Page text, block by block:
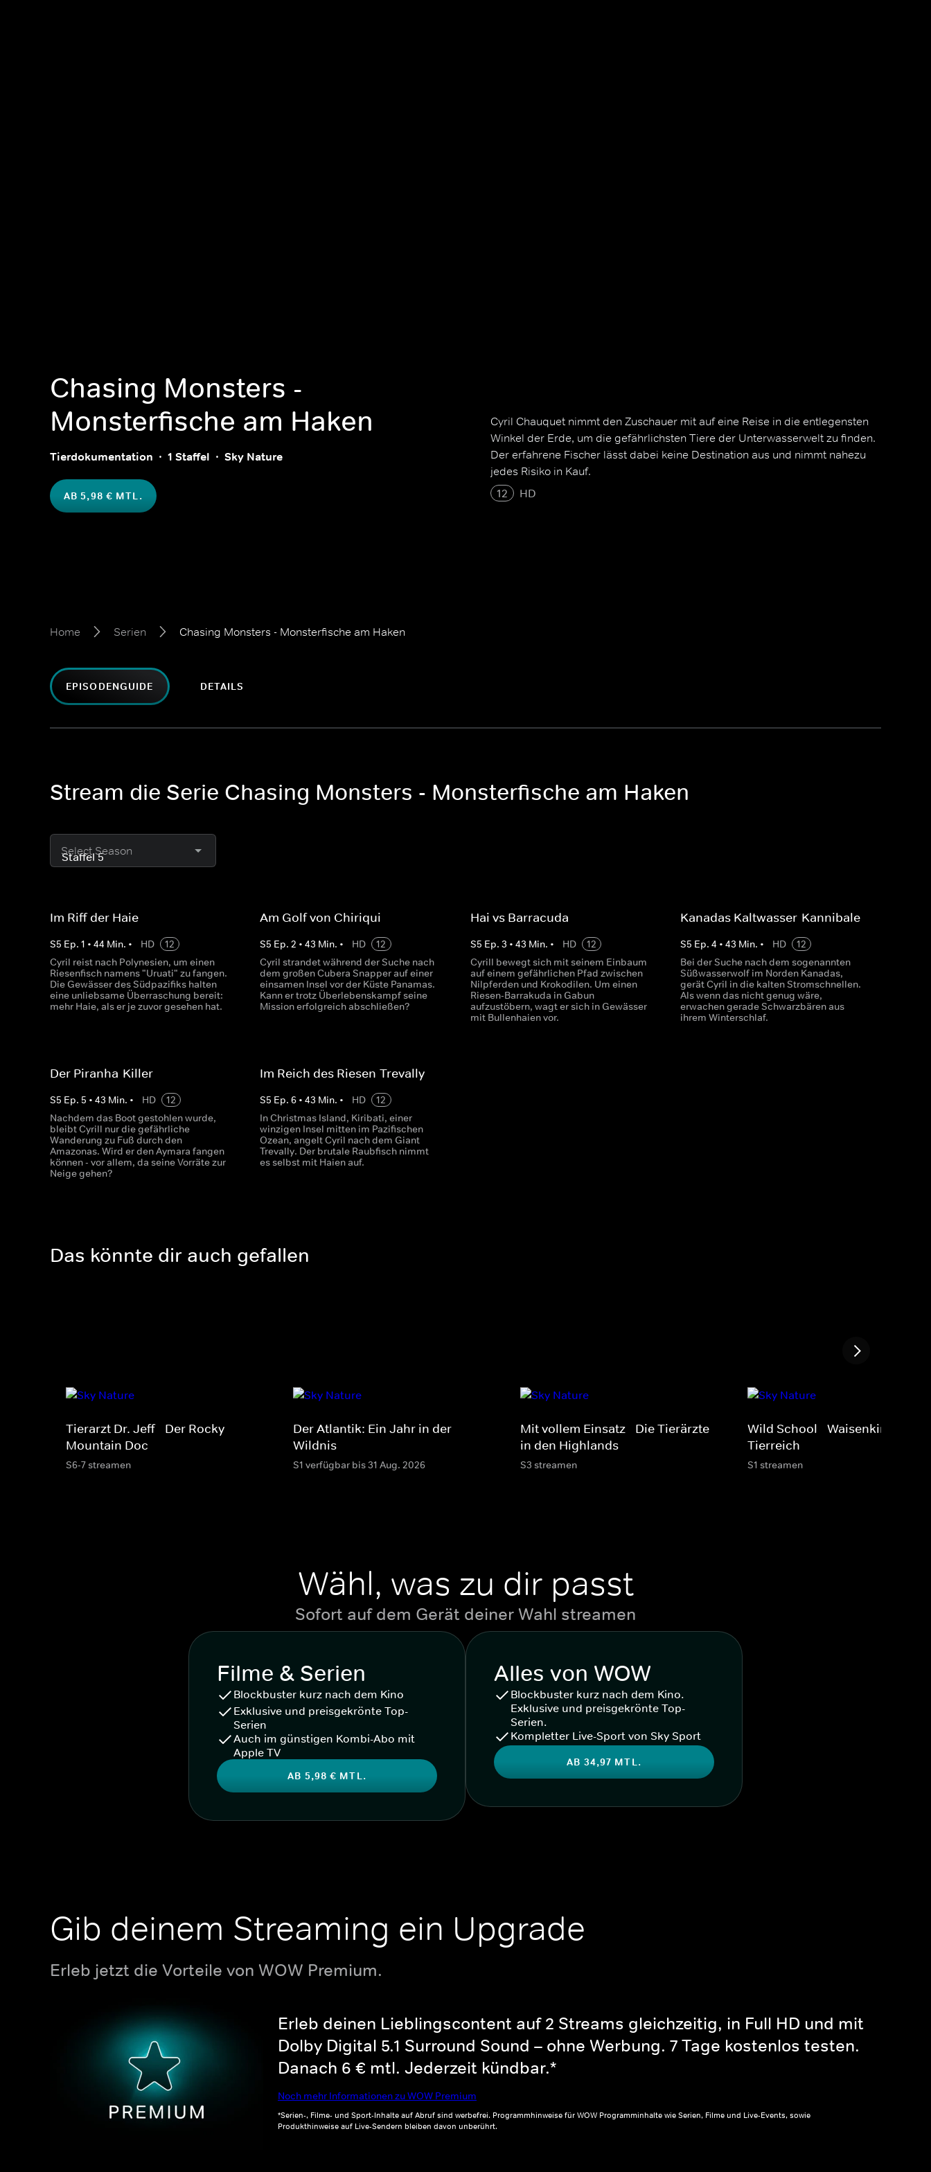
Chasing Monsters -
Monsterfische am Haken
Tierdokumentation 1 Staffel Sky Nature
AB 5,98 € MTL.
Cyril Chauquet nimmt den Zuschauer mit auf eine Reise in die entlegensten
Winkel der Erde, um die gefährlichsten Tiere der Unterwasserwelt zu finden.
Der erfahrene Fischer lässt dabei keine Destination aus und nimmt nahezu
jedes Risiko in Kauf.
12
HD
Home Serien Chasing Monsters - Monsterfische am Haken
EPISODENGUIDE DETAILS
Stream die Serie Chasing Monsters - Monsterfische am Haken
Select Season
Im Riff der Haie
S5 Ep. 1 • 44 Min. • HD
12
Cyril reist nach Polynesien, um einen
Riesenfisch namens "Uruati" zu fangen.
Die Gewässer des Südpazifiks halten
eine unliebsame Überraschung bereit:
mehr Haie, als er je zuvor gesehen hat.
Am Golf von Chiriqui
S5 Ep.2 •43 Min. • HD
12
Cyril strandet während der Suche nach
dem großen Cubera Snapper auf einer
einsamen Insel vor der Küste Panamas.
Kann er trotz Überlebenskampf seine
Mission erfolgreich abschließen?
Hai vs Barracuda
S5 Ep. 3 • 43 Min. • HD
12
Cyrill bewegt sich mit seinem Einbaum
auf einem gefährlichen Pfad zwischen
Nilpferden und Krokodilen. Um einen
Riesen-Barrakuda in Gabun
aufzustöbern, wagt er sich in Gewässer
mit Bullenhaien vor.
Kanadas Kaltwasser-Kannibale
S5 Ep. 4 • 43 Min. • HD
12
Bei der Suche nach dem sogenannten
Süßwasserwolf im Norden Kanadas,
gerät Cyril in die kalten Stromschnellen.
Als wenn das nicht genug wäre,
erwachen gerade Schwarzbären aus
ihrem Winterschlaf.
Der Piranha-Killer
S5 Ep. 5 • 43 Min. • HD
12
Nachdem das Boot gestohlen wurde,
bleibt Cyrill nur die gefährliche
Wanderung zu Fuß durch den
Amazonas. Wird er den Aymara fangen
können - vor allem, da seine Vorräte zur
Neige gehen?
Im Reich des Riesen-Trevally
S5 Ep.6 •43 Min. • HD
12
In Christmas Island, Kiribati, einer
winzigen Insel mitten im Pazifischen
Ozean, angelt Cyril nach dem Giant
Trevally. Der brutale Raubfisch nimmt
es selbst mit Haien auf.
Das könnte dir auch gefallen
Tierarzt Dr. Jeff - Der Rocky
Mountain Doc
S6-7 streamen
Der Atlantik: Ein Jahr in der
Wildnis
S1 verfügbar bis 31 Aug. 2026
Mit vollem Einsatz - Die Tierärzte
in den Highlands
S3 streamen
Wild School - Waisenkinder im
Tierreich
S1 streamen
Wähl, was zu dir passt
Sofort auf dem Gerät deiner Wahl streamen
Filme & Serien
Blockbuster kurz nach dem Kino
Exklusive und preisgekrönte Top-
Serien
Auch im günstigen Kombi-Abo mit
Apple TV
AB 5,98 € MTL.
Alles von WOW
Blockbuster kurz nach dem Kino.
Exklusive und preisgekrönte Top-
Serien.
Kompletter Live-Sport von Sky Sport
AB 34,97 MTL.
Gib deinem Streaming ein Upgrade
Erleb jetzt die Vorteile von WOW Premium.
Erleb deinen Lieblingscontent auf 2 Streams gleichzeitig, in Full HD und mit
Dolby Digital 5.1 Surround Sound – ohne Werbung. 7 Tage kostenlos testen.
Danach 6 € mtl. Jederzeit kündbar.*
Noch mehr Informationen zu WOW Premium
*Serien-, Filme- und Sport-Inhalte auf Abruf sind werbefrei. Programmhinweise für WOW Programminhalte wie Serien, Filme und Live-Events, sowie
Produkthinweise auf Live-Sendern bleiben davon unberührt.